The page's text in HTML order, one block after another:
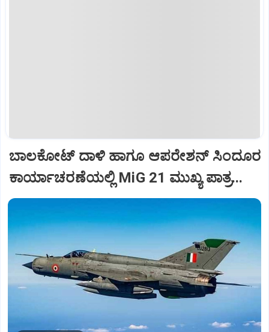
ಬಾಲಕೋಟ್‌ ದಾಳಿ ಹಾಗೂ ಆಪರೇಶನ್‌ ಸಿಂದೂರ
ಕಾರ್ಯಾಚರಣೆಯಲ್ಲಿ MiG 21 ಮುಖ್ಯ ಪಾತ್ರ...